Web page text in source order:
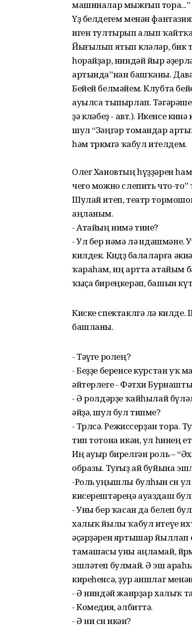
машиналар мыжғып тора...”
Үҙ белдегем менән
иген тултырып алып
Йығылып ятып көләләр,
һорайҙар, ниндәй йыр
артында”нан башҡаны.
Бейей белмәйем. Клубта
ауылса тыпырлап.
ҙә көләбеҙ - авт.). Икенсе
шул “Зәңгәр томандар
һәм төркөмгә ҡабул ителдем.
Олег Хановтың һүҙҙәрен
чего можно слепить что-то”
Шулай итеп, театр
аңланым.
- Атайың нимә тине?
- Ул бер нәмә лә өндәшмәне.
килдек. Көндөҙ балаларға
ҡараһам, иң артта атайым
ҡыҫа биреңкерәп, башын
Киске спектаклгә лә
башланы.
- Тәүге ролең?
- Беҙҙе беренсе курстан уҡ
әйтерлеге - Фәтхи
- Ә ролдәрҙе ҡайһылай
әйҙә, шул бул типме?
- Төрлөсә. Режиссерҙан
тип тотона икән, ул һинең
Иң ауыр бирелгән роль –
образы. Туғыҙ ай буйына
-Роль уңышлы булһын өсөн
кисерештәреңә ауаздаш
- Уны бер ҡасан да белеп
халыҡ йылы ҡабул итеүе
әҫәрҙәрен яртышар йыллап
тамашасы уны аңламай,
эшләтеп булмай. Ә эш
киреһенсә, ҙур аншлаг
- Ә ниндәй жанрҙар халыҡ
- Комедия, әлбиттә.
- Ә ни өсөн икән?